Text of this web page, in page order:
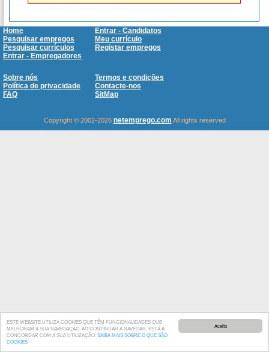
Aceito
ESTE WEBSITE UTILIZA COOKIES QUE TÊM FUNCIONALIDADES QUE
MELHORAM A SUA NAVEGAÇÃO. AO CONTINUAR A NAVEGAR, ESTÁ A
CONCORDAR COM A SUA UTILIZAÇÃO. SAIBA MAIS SOBRE O QUE SÃO
COOKIES
Home
Entrar - Candidatos
Pesquisar empregos
Meu currículo
Pesquisar currículos
Registar empregos
Entrar - Empregadores
Sobre nós
Termos e condições
Política de privacidade
Contacte-nos
FAQ
SitMap
Copyright © 2002-2026 netemprego.com All rights reserved